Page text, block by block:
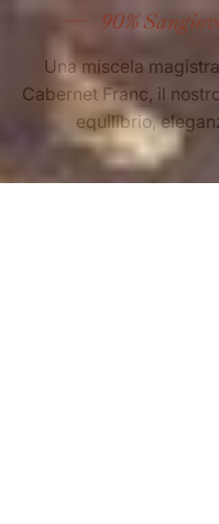
90%
Una miscela
Cabernet Franc, il
equilibrio,